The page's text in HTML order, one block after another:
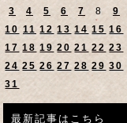
3
4 5 6 7 8
9
10 11 12 13 14 15 16
17 18 19 20 21 22 23
24 25 26 27 28 29 30
31
最新記事はこちら